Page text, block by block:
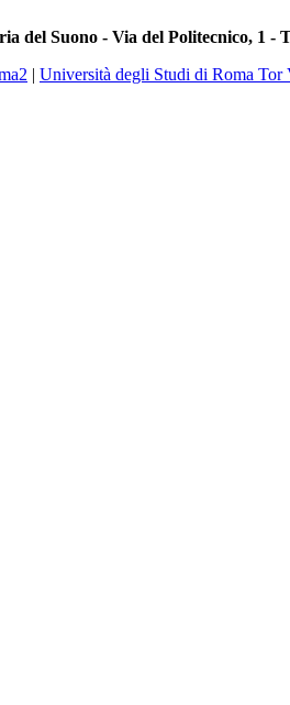
del Suono - Via del Politecnico, 1 -
| Università degli Studi di Roma Tor